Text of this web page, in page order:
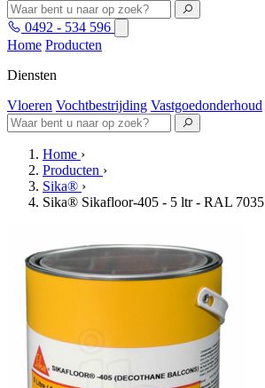
0492 - 534 596
Home Producten
Diensten
Vloeren Vochtbestrijding Vastgoedonderhoud
Home ›
Producten ›
Sika® ›
Sika® Sikafloor-405 - 5 ltr - RAL 7035